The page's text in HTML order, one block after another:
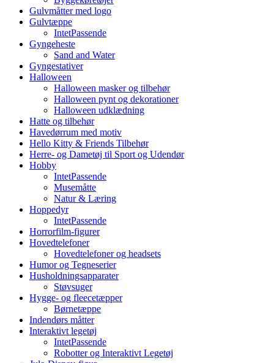
Gulvmåtter med logo
Gulvtæppe
IntetPassende
Gyngeheste
Sand and Water
Gyngestativer
Halloween
Halloween masker og tilbehør
Halloween pynt og dekorationer
Halloween udklædning
Hatte og tilbehør
Havedørrum med motiv
Hello Kitty & Friends Tilbehør
Herre- og Dametøj til Sport og Udendør
Hobby
IntetPassende
Musemåtte
Natur & Læring
Hoppedyr
IntetPassende
Horrorfilm-figurer
Hovedtelefoner
Hovedtelefoner og headsets
Humor og Tegneserier
Husholdningsapparater
Støvsuger
Hygge- og fleecetæpper
Børnetæppe
Indendørs måtter
Interaktivt legetøj
IntetPassende
Robotter og Interaktivt Legetøj